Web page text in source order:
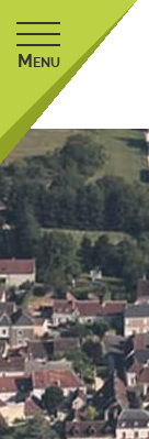
M ENU